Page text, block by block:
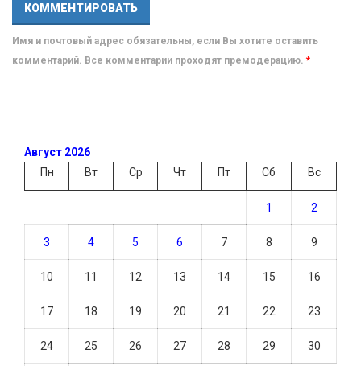
Имя и почтовый адрес обязательны, если Вы хотите оставить
комментарий. Все комментарии проходят премодерацию. *
Август 2026
Пн
Вт Ср Чт Пт Сб Вс
1 2
3 4 5 6 7 8 9
10 11 12 13 14 15 16
17 18 19 20 21 22 23
24 25 26 27 28 29 30